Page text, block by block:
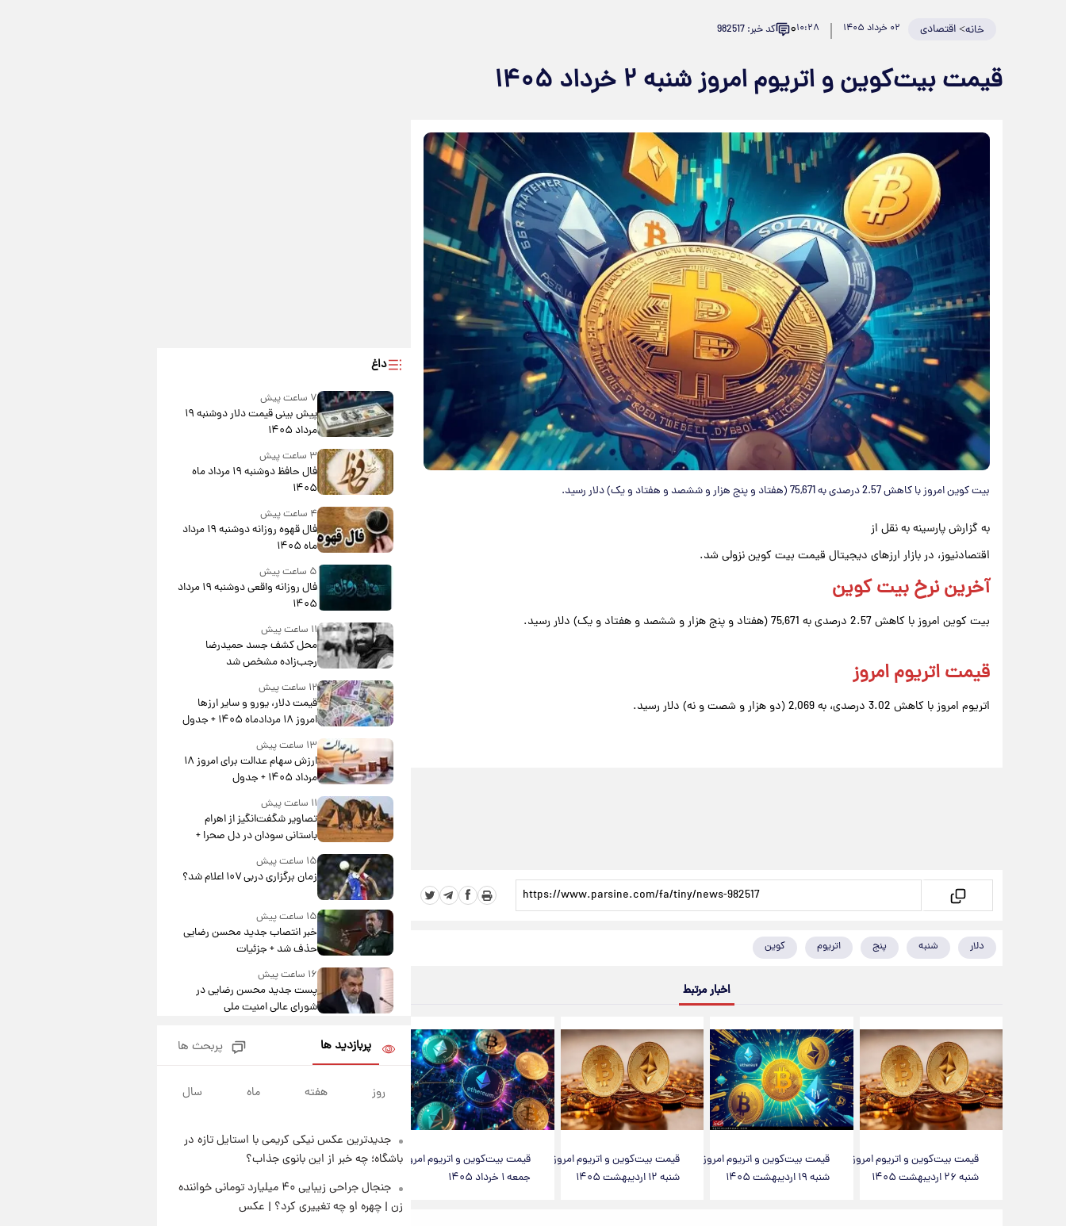
خانه>اقتصادی ۰۲ خرداد ۱۴۰۵ ۱۰:۲۸۰ کد خبر: 982517
قیمت بیت‌کوین و اتریوم امروز شنبه ۲ خرداد ۱۴۰۵
بیت کوین امروز با کاهش 2.57 درصدی به 75,671 (هفتاد و پنج هزار و ششصد و هفتاد و یک) دلار رسید.
به گزارش پارسینه به نقل از
اقتصادنیوز، در بازار ارزهای دیجیتال قیمت بیت کوین نزولی شد.
آخرین نرخ بیت کوین
بیت کوین امروز با کاهش 2.57 درصدی به 75,671 (هفتاد و پنج هزار و ششصد و هفتاد و یک) دلار رسید.
قیمت اتریوم امروز
اتریوم امروز با کاهش 3.02 درصدی، به 2,069 (دو هزار و شصت و نه) دلار رسید.
دلار شنبه پنج اتریوم کوین
اخبار مرتبط
قیمت بیت‌کوین و اتریوم امروز
شنبه ۲۶ اردیبهشت ۱۴۰۵
قیمت بیت‌کوین و اتریوم امروز
شنبه ۱۹ اردیبهشت ۱۴۰۵
قیمت بیت‌کوین و اتریوم امروز
شنبه ۱۲ اردیبهشت ۱۴۰۵
قیمت بیت‌کوین و اتریوم امروز
جمعه ۱ خرداد ۱۴۰۵
داغ
۷ ساعت پیش
پیش‌ بینی قیمت دلار دوشنبه ۱۹
مرداد ۱۴۰۵
۳ ساعت پیش
فال حافظ دوشنبه ۱۹ مرداد ماه
۱۴۰۵
۴ ساعت پیش
فال قهوه روزانه دوشنبه ۱۹ مرداد
ماه ۱۴۰۵
۵ ساعت پیش
فال روزانه واقعی دوشنبه ۱۹ مرداد
۱۴۰۵
۱۱ ساعت پیش
محل کشف جسد حمیدرضا
رجب‌زاده مشخص شد
۱۲ ساعت پیش
قیمت دلار، یورو و سایر ارزها
امروز ۱۸ مردادماه ۱۴۰۵ + جدول
۱۳ ساعت پیش
ارزش سهام عدالت برای امروز ۱۸
مرداد ۱۴۰۵ + جدول
۱۱ ساعت پیش
تصاویر شگفت‌انگیز از اهرام
باستانی سودان در دل صحرا +
عکس
۱۵ ساعت پیش
زمان برگزاری دربی ۱۰۷ اعلام شد؟
۱۵ ساعت پیش
خبر انتصاب جدید محسن رضایی
حذف شد + جزئیات
۱۶ ساعت پیش
پست جدید محسن رضایی در
شورای عالی امنیت ملی
آتش‌سوزی در لوناپارک شیراز؛
آخرین وضعیت خزندگان خطرناک
۲۱ ساعت پیش
۲۱ ساعت پیش
نخستین تصویر لیونل مسی بعد از
مرگ پدر+عکس و فیلم
۲۲ ساعت پیش
پربازدید ها پربحث ها
روز هفته ماه سال
جدیدترین عکس نیکی کریمی با استایل تازه در
باشگاه؛ چه خبر از این بانوی جذاب؟
جنجال جراحی زیبایی ۴۰ میلیارد تومانی خواننده
زن | چهره او چه تغییری کرد؟ | عکس